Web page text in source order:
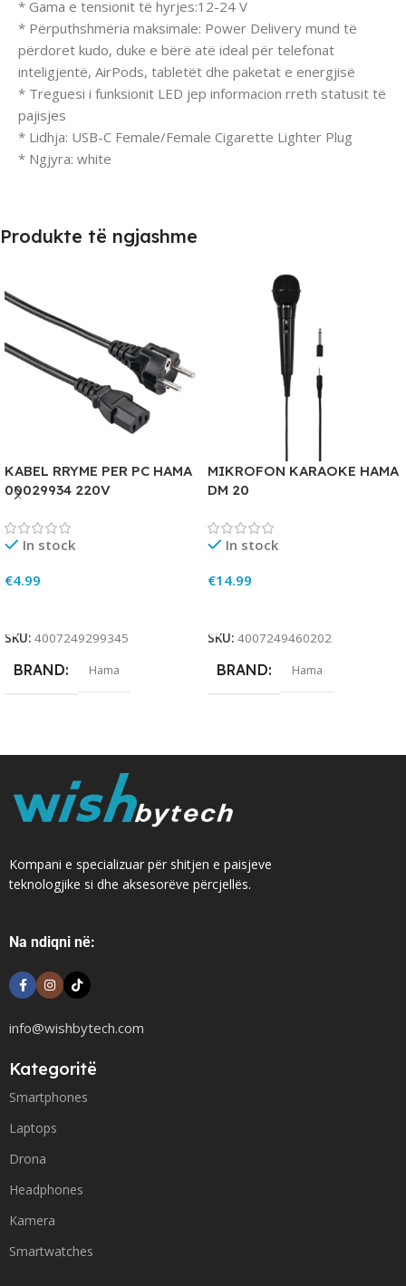
* Gama e tensionit të hyrjes:12-24 V
* Përputhshmëria maksimale: Power Delivery mund të
përdoret kudo, duke e bërë atë ideal për telefonat
inteligjentë, AirPods, tabletët dhe paketat e energjisë
* Treguesi i funksionit LED jep informacion rreth statusit të
pajisjes
* Lidhja: USB-C Female/Female Cigarette Lighter Plug
* Ngjyra: white
Produkte të ngjashme
KABEL RRYME PER PC HAMA
00029934 220V
In stock
€4.99
SKU: 4007249299345
BRAND Hama
MIKROFON KARAOKE HAMA
DM 20
In stock
€14.99
SKU: 4007249460202
BRAND Hama
Kompani e specializuar për shitjen e paisjeve
teknologjike si dhe aksesorëve përcjellës.
Na ndiqni në:
info@wishbytech.com
Kategoritë
Smartphones
Laptops
Drona
Headphones
Kamera
Smartwatches